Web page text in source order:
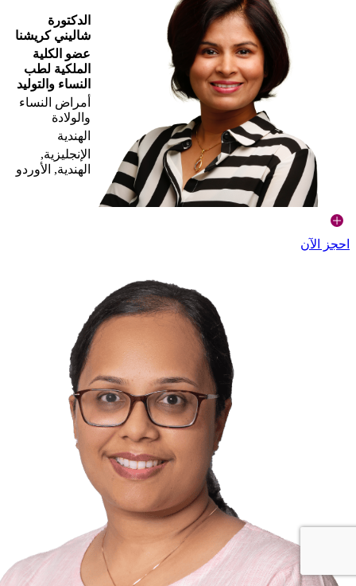
الدكتورة
شاليني كريشنا
عضو الكلية
الملكية لطب
النساء والتوليد
أمراض النساء
والولادة
الهندية
الإنجليزية,
الهندية, الأوردو
احجز الآن